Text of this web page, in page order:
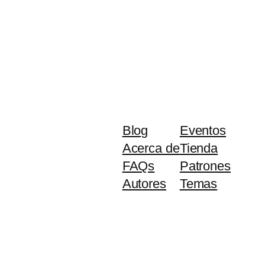
Blog
Acerca de
FAQs
Autores
Eventos
Tienda
Patrones
Temas